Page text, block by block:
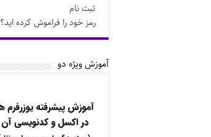
ثبت نام
رمز خود را فراموش کرده اید؟
آموزش ویژه دو